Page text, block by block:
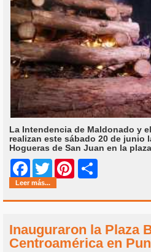
La Intendencia de Maldonado y
realizan este sábado 20 de junio
Hogueras de San Juan en la
Facebook
Twitter Pinterest
Leer más...
Inauguraron la Plaza
Centroamérica en